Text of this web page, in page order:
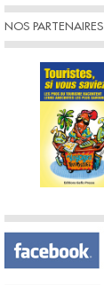
NOS PARTENAIRES